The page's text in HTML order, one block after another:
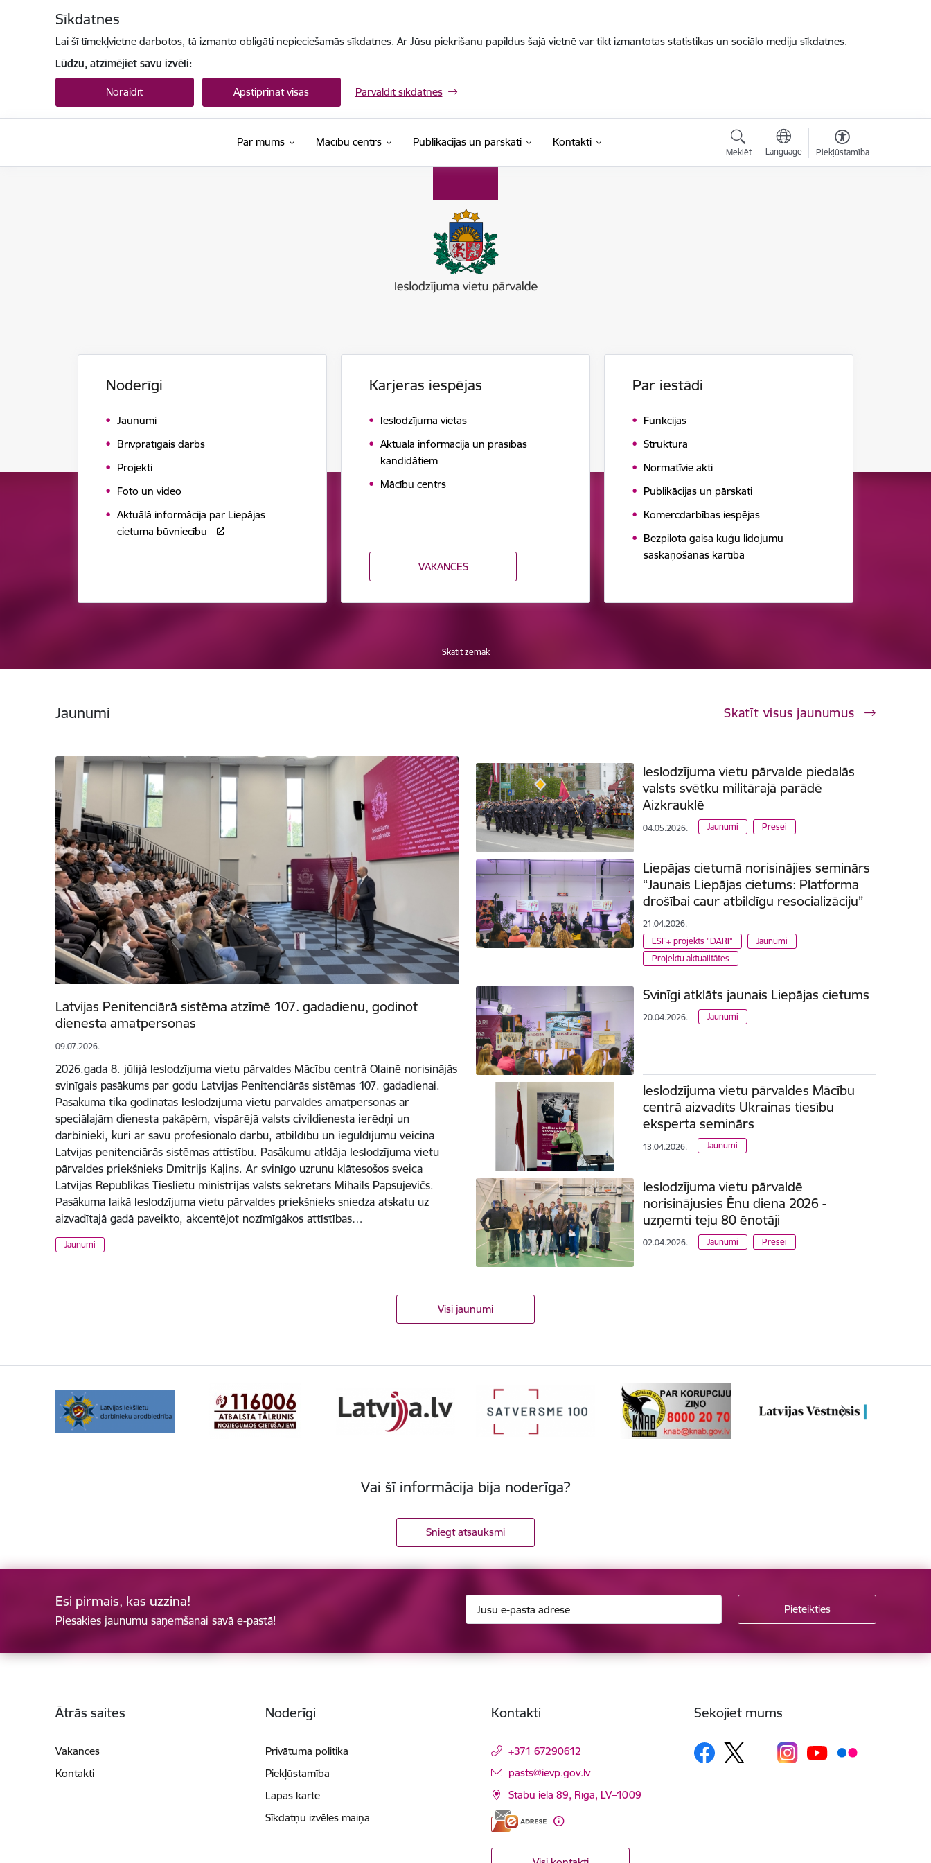
Sīkdatnes
Lai šī tīmekļvietne darbotos, tā izmanto obligāti nepieciešamās sīkdatnes. Ar Jūsu piekrišanu papildus šajā vietnē var tikt izmantotas statistikas un sociālo mediju sīkdatnes.
Lūdzu, atzīmējiet savu izvēli:
Noraidīt Apstiprināt visas Pārvaldīt sīkdatnes
Par mums Mācību centrs Publikācijas un pārskati Kontakti
Meklēt Language Piekļūstamība
Noderīgi
Jaunumi
Brīvprātīgais darbs
Projekti
Foto un video
Aktuālā informācija par Liepājas
cietuma būvniecību
Karjeras iespējas
Ieslodzījuma vietas
Aktuālā informācija un prasības
kandidātiem
Mācību centrs
VAKANCES
Par iestādi
Funkcijas
Struktūra
Normatīvie akti
Publikācijas un pārskati
Komercdarbības iespējas
Bezpilota gaisa kuģu lidojumu
saskaņošanas kārtība
Skatīt zemāk
Jaunumi Skatīt visus jaunumus
Latvijas Penitenciārā sistēma atzīmē 107. gadadienu, godinot
dienesta amatpersonas
09.07.2026.
2026.gada 8. jūlijā Ieslodzījuma vietu pārvaldes Mācību centrā Olainē norisinājās
svinīgais pasākums par godu Latvijas Penitenciārās sistēmas 107. gadadienai.
Pasākumā tika godinātas Ieslodzījuma vietu pārvaldes amatpersonas ar
speciālajām dienesta pakāpēm, vispārējā valsts civildienesta ierēdņi un
darbinieki, kuri ar savu profesionālo darbu, atbildību un ieguldījumu veicina
Latvijas penitenciārās sistēmas attīstību. Pasākumu atklāja Ieslodzījuma vietu
pārvaldes priekšnieks Dmitrijs Kaļins. Ar svinīgo uzrunu klātesošos sveica
Latvijas Republikas Tieslietu ministrijas valsts sekretārs Mihails Papsujevičs.
Pasākuma laikā Ieslodzījuma vietu pārvaldes priekšnieks sniedza atskatu uz
aizvadītajā gadā paveikto, akcentējot nozīmīgākos attīstības…
Jaunumi
Ieslodzījuma vietu pārvalde piedalās
valsts svētku militārajā parādē
Aizkrauklē
04.05.2026. Jaunumi Presei
Liepājas cietumā norisinājies seminārs
“Jaunais Liepājas cietums: Platforma
drošībai caur atbildīgu resocializāciju”
21.04.2026.
ESF+ projekts "DARI"
Jaunumi
Projektu aktualitātes
Svinīgi atklāts jaunais Liepājas cietums
20.04.2026. Jaunumi
Ieslodzījuma vietu pārvaldes Mācību
centrā aizvadīts Ukrainas tiesību
eksperta seminārs
13.04.2026. Jaunumi
Ieslodzījuma vietu pārvaldē
norisinājusies Ēnu diena 2026 -
uzņemti teju 80 ēnotāji
02.04.2026. Jaunumi Presei
Visi jaunumi
Vai šī informācija bija noderīga?
Sniegt atsauksmi
Esi pirmais, kas uzzina!
Piesakies jaunumu saņemšanai savā e-pastā!
Ātrās saites
Vakances
Kontakti
Noderīgi
Privātuma politika
Piekļūstamība
Lapas karte
Sīkdatņu izvēles maiņa
Kontakti
+371 67290612
E-pasts:
pasts@ievp.gov.lv
Stabu iela 89, Rīga, LV–1009
Sekojiet mums